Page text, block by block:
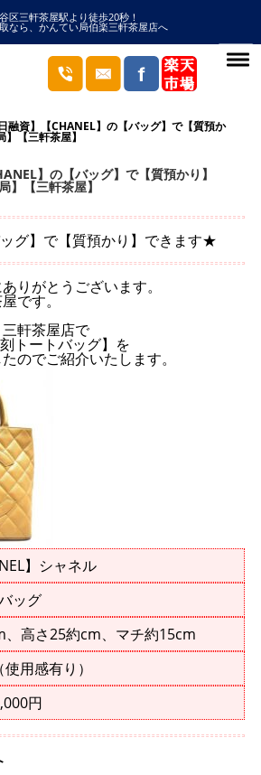
区三軒茶屋駅より徒歩20秒！
なら、かんてい局伯楽三軒茶屋店へ
日融資】【CHANEL】の【バッグ】で【質預か
【三軒茶屋】
】の【バッグ】で【質預かり】
】【三軒茶屋】
ッグ】で【質預かり】できます★
りがとうございます。
です。
軒茶屋店で
トートバッグ】を
のでご紹介いたします。
】シャネル
ッグ
、高さ25約cm、マチ約15cm
用感有り）
円